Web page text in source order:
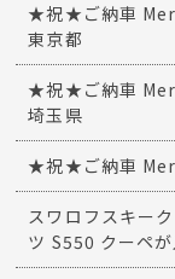
★祝★ご納車
東京都
★祝★ご納車
埼玉県
★祝★ご納車
スワロフスキー
ツ S550 クーペ